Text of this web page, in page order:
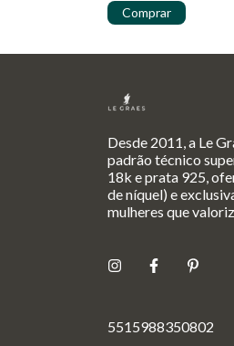
Desde 2011, a Le
padrão técnico
18k e prata 925,
de níquel) e
mulheres que
5515988350802